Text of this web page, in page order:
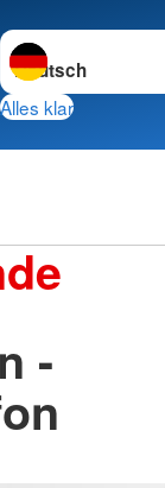
Sprache wechseln
Alles klar
-